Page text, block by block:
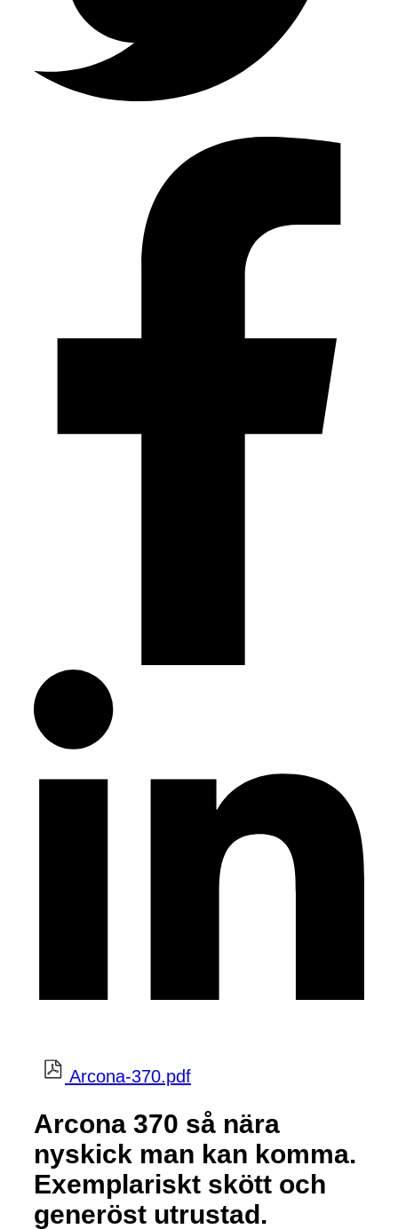
Arcona-370.pdf
Arcona 370 så nära
nyskick man kan komma.
Exemplariskt skött och
generöst utrustad.